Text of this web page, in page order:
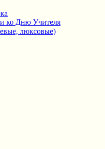
ко Дню Учителя
люксовые)